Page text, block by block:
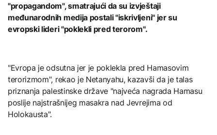
"propagandom", smatrajući da su izvještaji
međunarodnih medija postali "iskrivljeni" jer su
evropski lideri "poklekli pred terorom".
"Evropa je odsutna jer je poklekla pred Hamasovim
terorizmom", rekao je Netanyahu, kazavši da je talas
priznanja palestinske države "najveća nagrada Hamasu
poslije najstrašnijeg masakra nad Jevrejima od
Holokausta".